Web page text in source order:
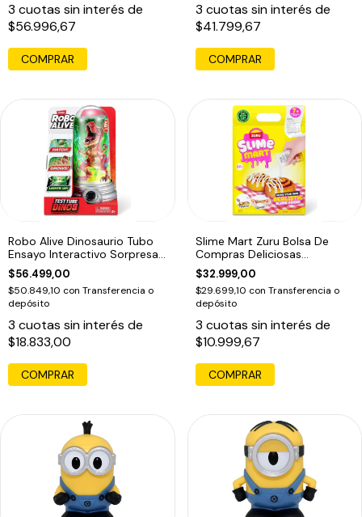
3 cuotas sin interés de
$56.996,67
COMPRAR
3 cuotas sin interés de
$41.799,67
COMPRAR
Robo Alive Dinosaurio Tubo
Ensayo Interactivo Sorpresa
Zuru
$56.499,00
$50.849,10 con Transferencia o
depósito
3 cuotas sin interés de
$18.833,00
COMPRAR
Slime Mart Zuru Bolsa De
Compras Deliciosas
Creaciones
$32.999,00
$29.699,10 con Transferencia o
depósito
3 cuotas sin interés de
$10.999,67
COMPRAR